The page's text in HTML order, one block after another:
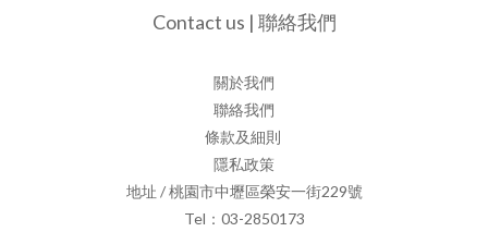
Contact us | 聯絡我們
關於我們
聯絡我們
條款及細則
隱私政策
地址 / 桃園市中壢區榮安一街229號
Tel：03-2850173